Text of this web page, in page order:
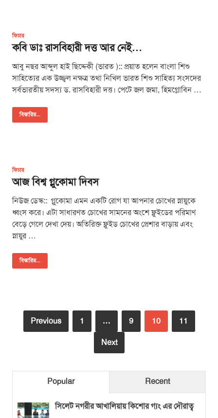
ফিচার
কবি ডাঃ রাসবিহারী দত্ত আর নেই…
আবু নছর আব্দুল হাই ছিদ্দেকী (ভারত ):: প্রয়াত হলেন বাংলা শিশু
সাহিত্যের এক উজ্জ্বল নক্ষত্র তথা নিখিল ভারত শিশু সাহিত্য সংসদের
সর্বভারতীয় সদস্য ড. রাসবিহারী দত্ত। পেটে জল জমা, হিমগ্লোবিন …
বিস্তারিত...
ফিচার
আজ বিশ্ব গ্লুকোমা দিবস
নিউজ ডেস্ক:: গ্লুকোমা এমন একটি রোগ যা আপনার চোখের স্নায়ুকে
ধ্বংস করে। এটা সাধারণত চোখের সামনের অংশে ফ্লুইডের পরিমাণ
বেড়ে গেলে দেখা দেয়। অতিরিক্ত ফ্লুইড চোখের প্রেশার বাড়ায় এবং
স্নায়ুর …
বিস্তারিত...
Previous 1 … 9 10 11
Next
Popular Recent
সিলেট নগরীর আখালিয়ায় কিশোর গ্যং এর দৌরাত্ব